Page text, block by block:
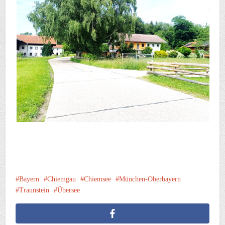
Bayern Chiemgau Chiemsee
München-Oberbayern
Traunstein
Übersee